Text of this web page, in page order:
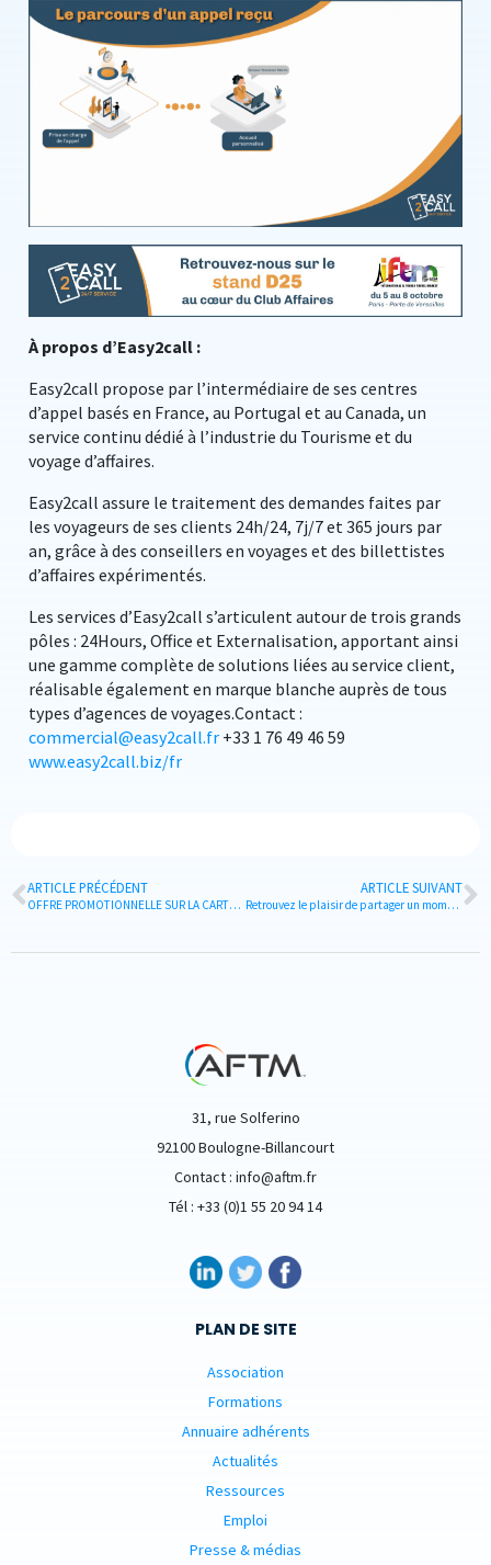
À propos d’Easy2call :
Easy2call propose par l’intermédiaire de ses centres
d’appel basés en France, au Portugal et au Canada, un
service continu dédié à l’industrie du Tourisme et du
voyage d’affaires.
Easy2call assure le traitement des demandes faites par
les voyageurs de ses clients 24h/24, 7j/7 et 365 jours par
an, grâce à des conseillers en voyages et des billettistes
d’affaires expérimentés.
Les services d’Easy2call s’articulent autour de trois grands
pôles : 24Hours, Office et Externalisation, apportant ainsi
une gamme complète de solutions liées au service client,
réalisable également en marque blanche auprès de tous
types d’agences de voyages.Contact :
commercial@easy2call.fr +33 1 76 49 46 59
www.easy2call.biz/fr
ARTICLE PRÉCÉDENT
OFFRE PROMOTIONNELLE SUR LA CARTE LIBERTÉ
ARTICLE SUIVANT
Retrouvez le plaisir de partager un moment ensemble !
31, rue Solferino
92100 Boulogne-Billancourt
Contact : info@aftm.fr
Tél : +33 (0)1 55 20 94 14
PLAN DE SITE
Association
Formations
Annuaire adhérents
Actualités
Ressources
Emploi
Presse & médias